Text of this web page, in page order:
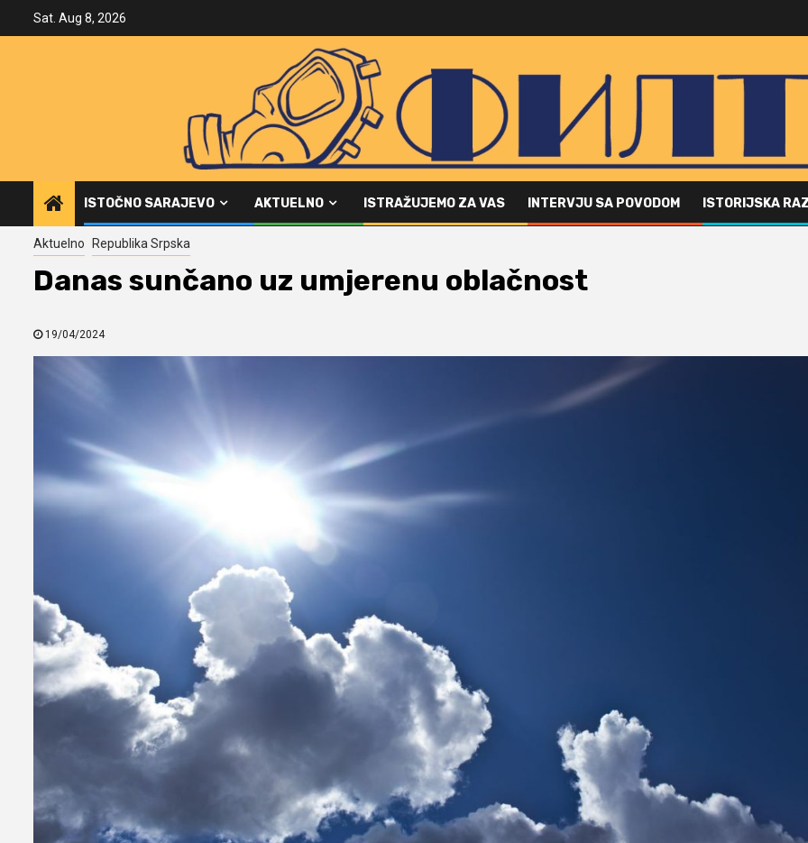
Sat. Aug 8, 2026
ISTOČNO SARAJEVO AKTUELNO ISTRAŽUJEMO ZA VAS INTERVJU SA POVODOM ISTORIJSKA
Aktuelno Republika Srpska
Danas sunčano uz umjerenu oblačnost
19/04/2024
Aktuelno Republika Srpska
Putem aplikacije “Moje zdravstvo” do
bržeg pristupa zdravstvenom kartonu
30/06/2026